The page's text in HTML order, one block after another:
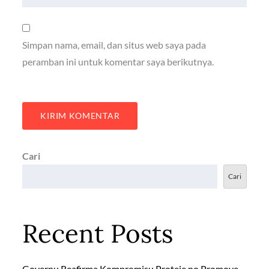
Simpan nama, email, dan situs web saya pada
peramban ini untuk komentar saya berikutnya.
Cari
Cari
Recent Posts